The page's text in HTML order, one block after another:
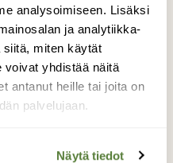
analysoimiseen. Lisäksi
ja analytiikka-
siitä, miten käytät
voivat yhdistää näitä
antanut heille tai joita on
palvelujaan.
Näytä tiedot
lehdet